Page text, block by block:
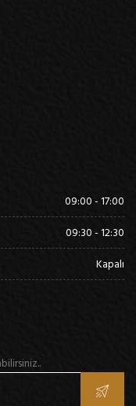
09:00 - 17:00
09:30 - 12:30
Kapalı